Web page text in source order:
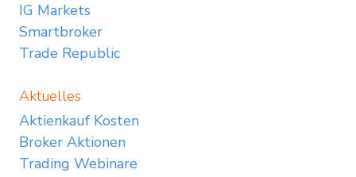
IG Markets
Smartbroker
Trade Republic
Aktuelles
Aktienkauf Kosten
Broker Aktionen
Trading Webinare